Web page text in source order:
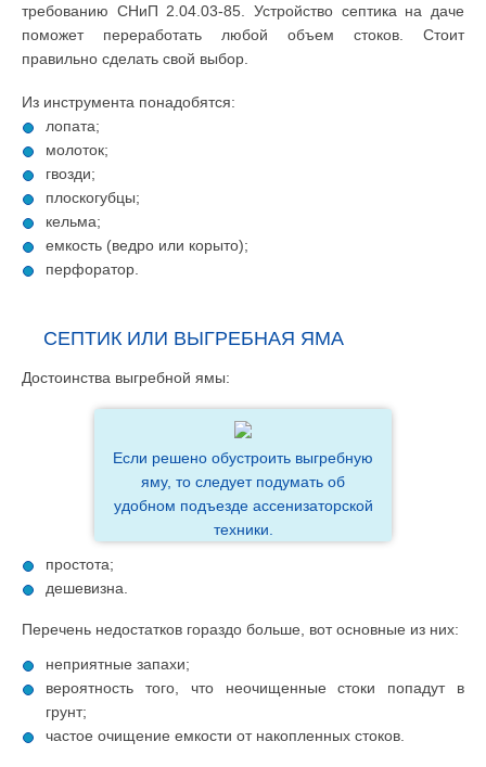
требованию СНиП 2.04.03-85. Устройство септика на даче
поможет переработать любой объем стоков. Стоит
правильно сделать свой выбор.
Из инструмента понадобятся:
лопата;
молоток;
гвозди;
плоскогубцы;
кельма;
емкость (ведро или корыто);
перфоратор.
СЕПТИК ИЛИ ВЫГРЕБНАЯ ЯМА
Достоинства выгребной ямы:
Если решено обустроить выгребную
яму, то следует подумать об
удобном подъезде ассенизаторской
техники.
простота;
дешевизна.
Перечень недостатков гораздо больше, вот основные из них:
неприятные запахи;
вероятность того, что неочищенные стоки попадут в
грунт;
частое очищение емкости от накопленных стоков.